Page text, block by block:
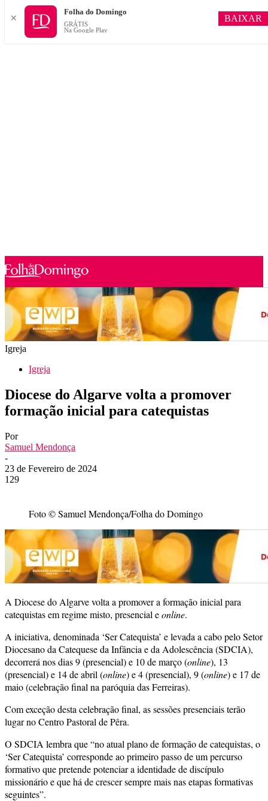
Igreja
Igreja
Diocese do Algarve volta a promover
formação inicial para catequistas
Por
Samuel Mendonça
-
23 de Fevereiro de 2024
129
Foto © Samuel Mendonça/Folha do Domingo
A Diocese do Algarve volta a promover a formação inicial para
catequistas em regime misto, presencial eonline.
A iniciativa, denominada ‘Ser Catequista’ e levada a cabo pelo Setor
Diocesano da Catequese da Infância e da Adolescência (SDCIA),
decorrerá nos dias 9 (presencial) e 10 de março (online), 13
(presencial) e 14 de abril (online) e 4 (presencial), 9 (online) e 17 de
maio (celebração final na paróquia das Ferreiras).
Com exceção desta celebração final, as sessões presenciais terão
lugar no Centro Pastoral de Pêra.
O SDCIA lembra que “no atual plano de formação de catequistas, o
‘Ser Catequista’ corresponde ao primeiro passo de um percurso
formativo que pretende potenciar a identidade de discípulo
missionário e que há de crescer sempre mais nas etapas formativas
seguintes”.
✕
Folha do Domingo
GRÁTIS
Na Google Play
BAIXAR